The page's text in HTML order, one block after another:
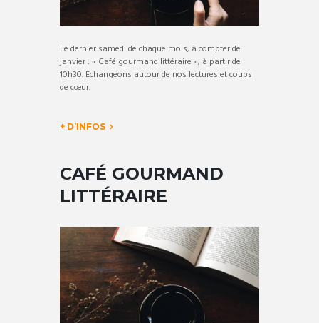
Le dernier samedi de chaque mois, à compter de
janvier : « Café gourmand littéraire », à partir de
10h30. Echangeons autour de nos lectures et coups
de cœur.
+ D’INFOS
CAFÉ GOURMAND
LITTÉRAIRE